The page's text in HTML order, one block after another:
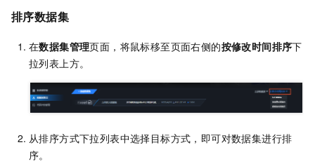
排序数据集
在数据集管理页面，将鼠标移至页面右侧的按修改时间排序下
拉列表上方。
从排序方式下拉列表中选择目标方式，即可对数据集进行排
序。